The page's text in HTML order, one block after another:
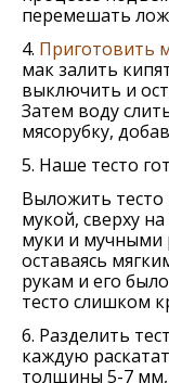
перемешать
4. Приготовить
мак залить
выключить и
Затем воду
мясорубку,
5. Наше тесто
Выложить
мукой, сверху
муки и мучными
оставаясь
рукам и его
тесто слишком
6. Разделить
каждую
толщины 5-7 мм,